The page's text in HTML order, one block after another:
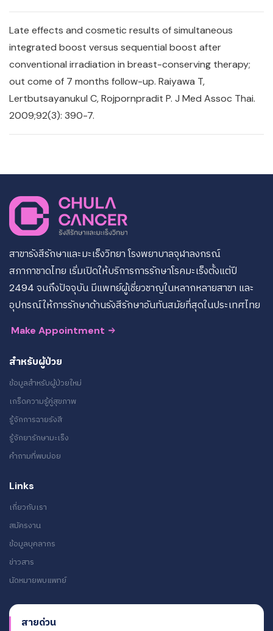
Late effects and cosmetic results of simultaneous
integrated boost versus sequential boost after
conventional irradiation in breast-conserving therapy;
out come of 7 months follow-up. Raiyawa T,
Lertbutsayanukul C, Rojpornpradit P. J Med Assoc Thai.
2009;92(3): 390-7.
สาขารังสีรักษาและมะเร็งวิทยา โรงพยาบาลจุฬาลงกรณ์
สภากาชาดไทย เริ่มเปิดให้บริการการรักษาโรคมะเร็งตั้งแต่ปี
2494 จนถึงปัจจุบัน มีแพทย์ผู้เชี่ยวชาญในหลากหลายสาขา และ
อุปกรณ์ให้การรักษาด้านรังสีรักษาอันทันสมัยที่สุดในประเทศไทย
Make Appointment
สำหรับผู้ป่วย
ข้อมูลสำหรับผู้ป่วยใหม่
เกร็ดความรู้คู่สุขภาพ
รู้จักการฉายรังสี
รู้จักยารักษามะเร็ง
คำถามที่พบบ่อย
Links
เกี่ยวกับเรา
สมัครงาน
ข้อมูลบุคลากร
ข่าวสาร
นัดหมายพบแพทย์
สายด่วน